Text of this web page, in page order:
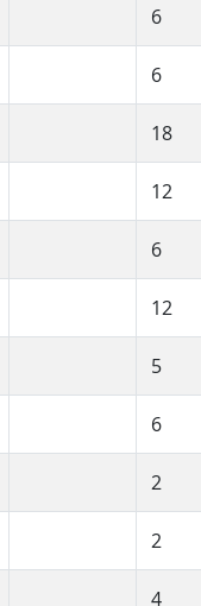
6
6
18
12
6
12
5
6
2
2
4